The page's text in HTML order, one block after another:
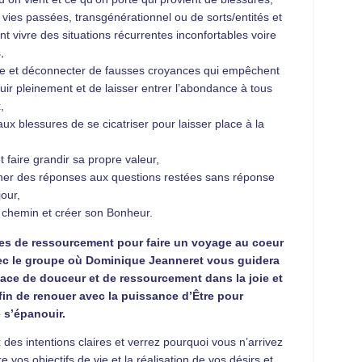
passées, transgénérationnel ou de sorts/entités et
vivre des situations récurrentes inconfortables voire
et déconnecter de fausses croyances qui empêchent
pleinement et de laisser entrer l’abondance à tous
blessures de se cicatriser pour laisser place à la
faire grandir sa propre valeur,
des réponses aux questions restées sans réponse
et créer son Bonheur.
de ressourcement pour faire un voyage au coeur
le groupe où Dominique Jeanneret vous guidera
de douceur et de ressourcement dans la joie et
de renouer avec la puissance d’Être pour
des intentions claires et verrez pourquoi vous n’arrivez